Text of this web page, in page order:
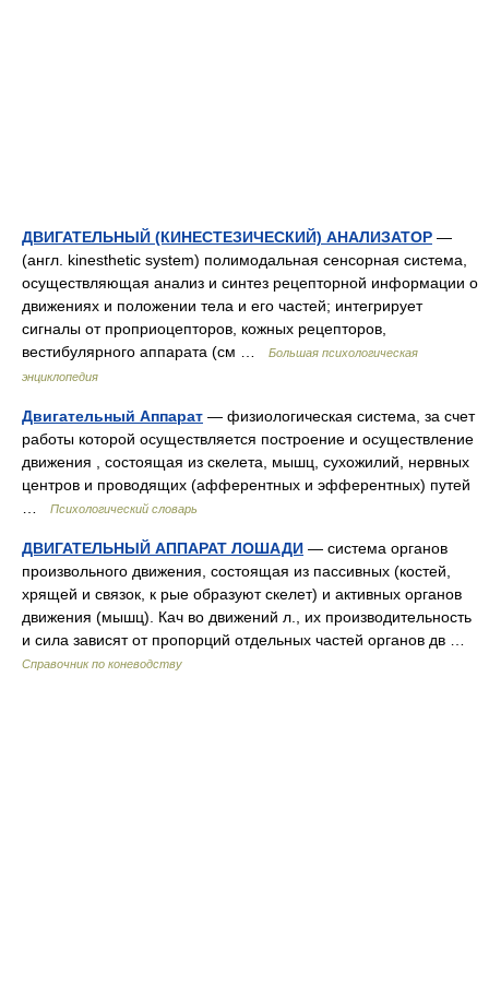
ДВИГАТЕЛЬНЫЙ (КИНЕСТЕЗИЧЕСКИЙ) АНАЛИЗАТОР —
(англ. kinesthetic system) полимодальная сенсорная система,
осуществляющая анализ и синтез рецепторной информации о
движениях и положении тела и его частей; интегрирует
сигналы от проприоцепторов, кожных рецепторов,
вестибулярного аппарата (см …
Большая психологическая
энциклопедия
Двигательный Аппарат — физиологическая система, за счет
работы которой осуществляется построение и осуществление
движения , состоящая из скелета, мышц, сухожилий, нервных
центров и проводящих (афферентных и эфферентных) путей
Психологический словарь
ДВИГАТЕЛЬНЫЙ АППАРАТ ЛОШАДИ — система органов
произвольного движения, состоящая из пассивных (костей,
хрящей и связок, к рые образуют скелет) и активных органов
движения (мышц). Кач во движений л., их производительность
и сила зависят от пропорций отдельных частей органов дв …
Справочник по коневодству